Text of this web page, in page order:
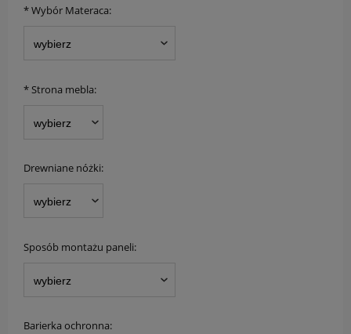
*Wybór Materaca:
* Strona mebla:
Drewniane nóżki:
Sposób montażu paneli:
Barierka ochronna: